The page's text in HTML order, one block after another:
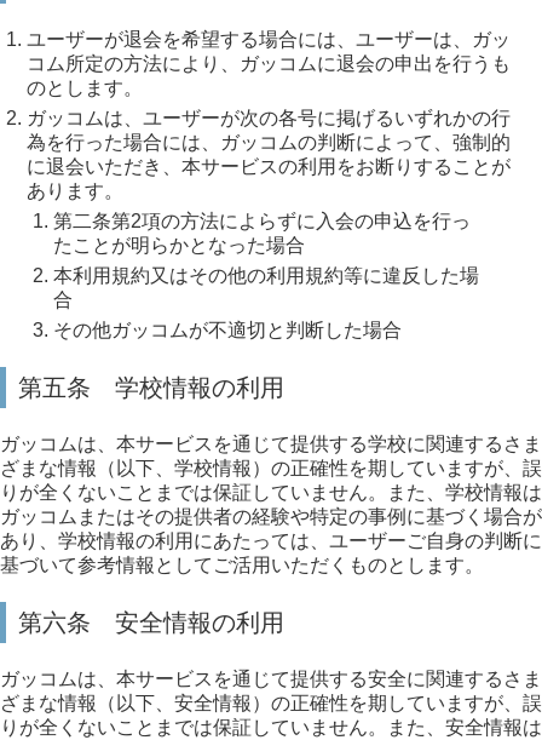
ユーザーが退会を希望する場合には、ユーザーは、ガッ
コム所定の方法により、ガッコムに退会の申出を行うも
のとします。
ガッコムは、ユーザーが次の各号に掲げるいずれかの行
為を行った場合には、ガッコムの判断によって、強制的
に退会いただき、本サービスの利用をお断りすることが
あります。
第二条第2項の方法によらずに入会の申込を行っ
たことが明らかとなった場合
本利用規約又はその他の利用規約等に違反した場
合
その他ガッコムが不適切と判断した場合
第五条 学校情報の利用
ガッコムは、本サービスを通じて提供する学校に関連するさま
ざまな情報（以下、学校情報）の正確性を期していますが、誤
りが全くないことまでは保証していません。また、学校情報は
ガッコムまたはその提供者の経験や特定の事例に基づく場合が
あり、学校情報の利用にあたっては、ユーザーご自身の判断に
基づいて参考情報としてご活用いただくものとします。
第六条 安全情報の利用
ガッコムは、本サービスを通じて提供する安全に関連するさま
ざまな情報（以下、安全情報）の正確性を期していますが、誤
りが全くないことまでは保証していません。また、安全情報は